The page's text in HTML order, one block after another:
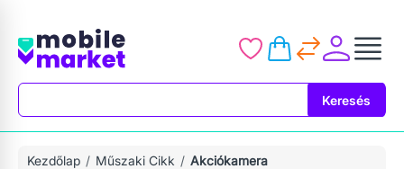
Keresés
Kezdőlap Műszaki Cikk Akciókamera